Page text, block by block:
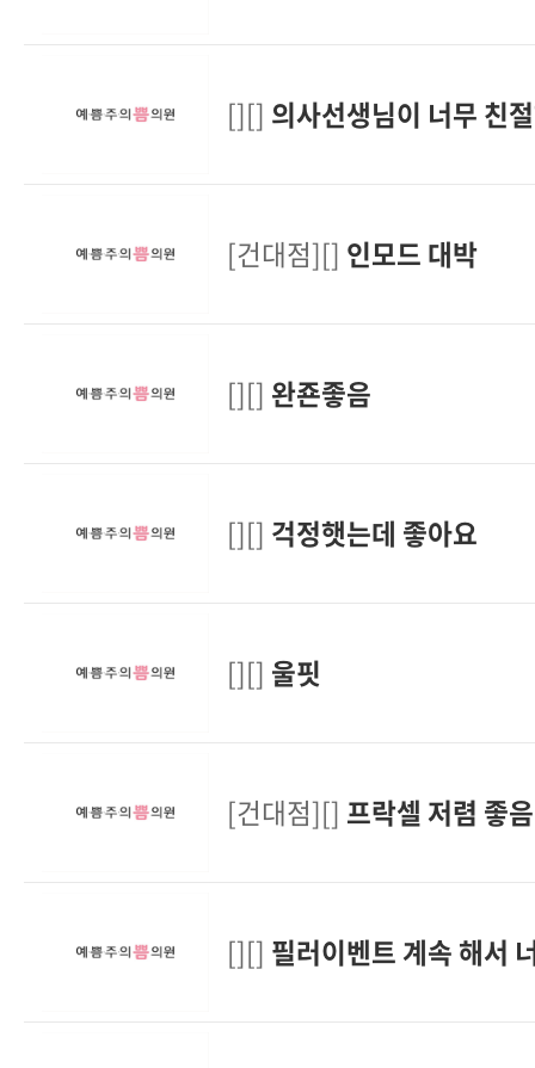
[][] 의사선생님이 너무 친
[건대점][] 인모드 대박
[][] 완죤좋음
[][] 걱정햇는데 좋아요
[][] 울핏
[건대점][] 프락셀 저렴 좋음
[][] 필러이벤트 계속 해서